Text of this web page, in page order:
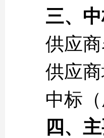
三、
供应
供应
中标
四、